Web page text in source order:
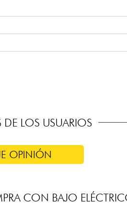
LOS USUARIOS
OPINIÓN
CON BAJO